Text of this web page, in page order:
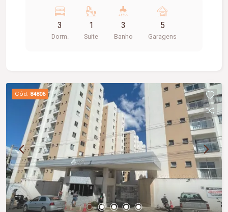
sendo 01 suite, banheiro social, cozinha com
armários planejados cooktop e geladeira,
despensa e área de serviço, banheiro externo,
3
Dorm.
1
Suite
3
Banho
5
Garagens
Cód. 84806